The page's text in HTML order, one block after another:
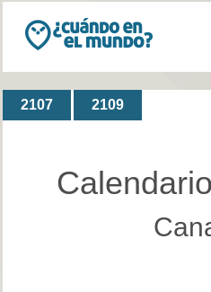
2107 2109